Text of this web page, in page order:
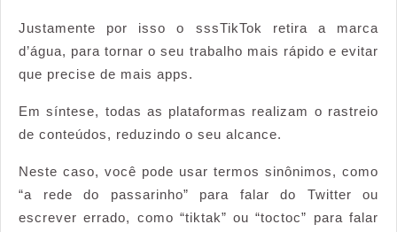
Justamente por isso o sssTikTok retira a marca
d’água, para tornar o seu trabalho mais rápido e evitar
que precise de mais apps.
Em síntese, todas as plataformas realizam o rastreio
de conteúdos, reduzindo o seu alcance.
Neste caso, você pode usar termos sinônimos, como
“a rede do passarinho” para falar do Twitter ou
escrever errado, como “tiktak” ou “toctoc” para falar